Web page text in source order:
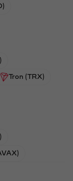
Tron (TRX)